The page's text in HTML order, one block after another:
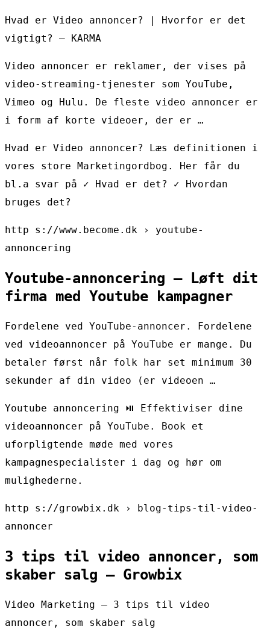
Hvad er Video annoncer? | Hvorfor er det
vigtigt? – KARMA
Video annoncer er reklamer, der vises på
video-streaming-tjenester som YouTube,
Vimeo og Hulu. De fleste video annoncer er
i form af korte videoer, der er …
Hvad er Video annoncer? Læs definitionen i
vores store Marketingordbog. Her får du
bl.a svar på ✓ Hvad er det? ✓ Hvordan
bruges det?
http s://www.become.dk › youtube-
annoncering
Youtube-annoncering – Løft dit
firma med Youtube kampagner
Fordelene ved YouTube-annoncer. Fordelene
ved videoannoncer på YouTube er mange. Du
betaler først når folk har set minimum 30
sekunder af din video (er videoen …
Youtube annoncering ⏯ Effektiviser dine
videoannoncer på YouTube. Book et
uforpligtende møde med vores
kampagnespecialister i dag og hør om
mulighederne.
http s://growbix.dk › blog-tips-til-video-
annoncer
3 tips til video annoncer, som
skaber salg – Growbix
Video Marketing – 3 tips til video
annoncer, som skaber salg